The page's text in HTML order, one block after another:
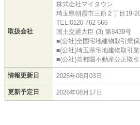
取扱会社
株式会社マイタウン
埼玉県朝霞市三原２丁目19-
TEL:0120-762-666
国土交通大臣 (3) 第8439号
■(公社)全国宅地建物取引業
■(公社)埼玉県宅地建物取引
■(公社)首都圏不動産公正取
情報更新日 2026年08月03日
更新予定日 2026年08月17日